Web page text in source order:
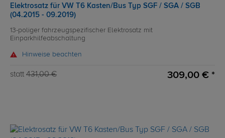
Elektrosatz für VW T6 Kasten/Bus Typ SGF / SGA / SGB
(04.2015 - 09.2019)
13-poliger fahrzeugspezifischer Elektrosatz mit
Einparkhilfeabschaltung
Hinweise beachten
statt 431,00 € 309,00 € *